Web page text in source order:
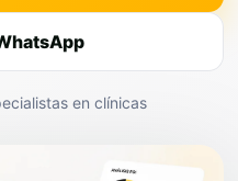
en clínicas